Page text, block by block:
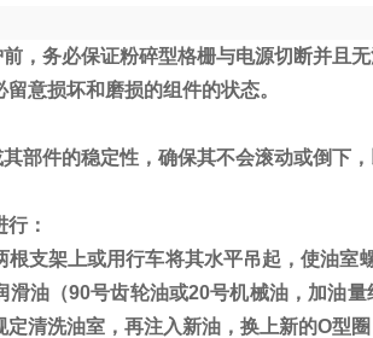
，务必保证粉碎型格栅与电源切断并且无
意损坏和磨损的组件的状态。
部件的稳定性，确保其不会滚动或倒下，
：
根支架上或用行车将其水平吊起，使油
滑油（90号齿轮油或20号机械油，加油
定清洗油室，再注入新油，换上新的O型